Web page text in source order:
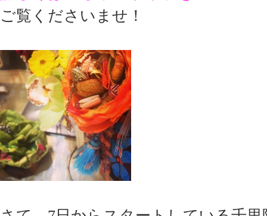
ご覧くださいませ！